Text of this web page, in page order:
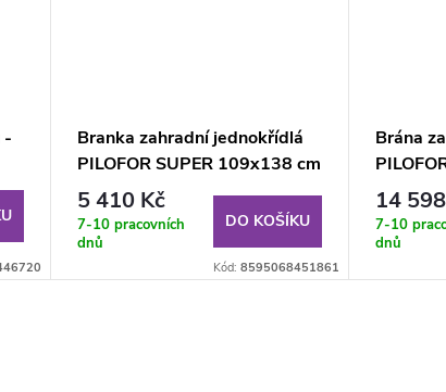
-
Branka zahradní jednokřídlá
PILOFOR SUPER 109x138 cm
antracit, ZN/PVC
5 410 Kč
7-10 pracovních
dnů
DO KOŠÍKU
Kód: 8595068451861
Brána
mm
14
7-10
dnů